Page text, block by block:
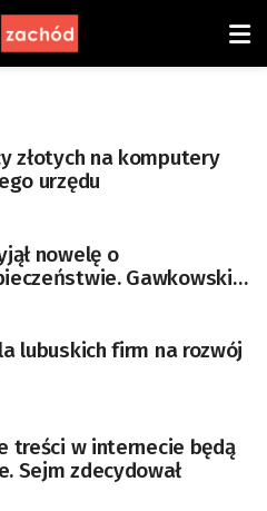
złotych na komputery
urzędu
nowelę o
Gawkowski
lubuskich firm na rozwój
treści w internecie będą
Sejm zdecydował